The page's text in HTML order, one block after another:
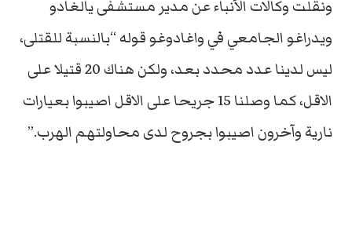
ونقلت وكالات الأنباء عن مدير مستشفى يالغادو
ويدراغو الجامعي في واغادوغو قوله “بالنسبة للقتلى،
ليس لدينا عدد محدد بعد، ولكن هناك 20 قتيلا على
الاقل، كما وصلنا 15 جريحا على الاقل اصيبوا بعيارات
نارية وآخرون اصيبوا بجروح لدى محاولتهم الهرب.”